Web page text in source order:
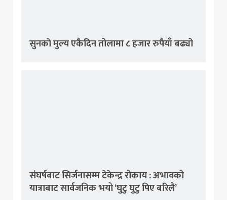
सुनकाे मुल्य एकैदिन तोलामा ८ हजार रुपैयाँ बढ्यो
संघर्षबाट सिर्जनासम्म टेकेन्द्र रोकाय : अभावको
यात्राबाट सार्वजनिक भयो ‘घुटु घुटु पिए बरिलै’